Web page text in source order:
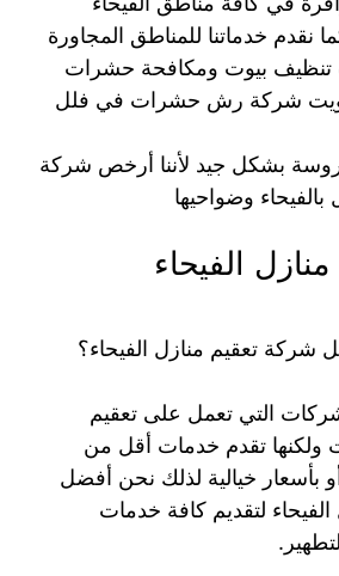
نقدم خدماتنا للمناطق المجاورة
بيوت ومكافحة حشرات
شركة رش حشرات في فلل
بشكل جيد لأننا أرخص شركة
بالفيحاء وضواحيها
الفيحاء
تعقيم منازل الفيحاء؟
التي تعمل على تعقيم
ولكنها تقدم خدمات أقل من
بأسعار خيالية لذلك نحن أفضل
لتقديم كافة خدمات